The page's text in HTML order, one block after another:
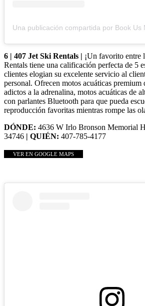
6 | 407 Jet Ski Rentals | ¡Un favorito entre
Rentals tiene una calificación perfecta de 5
clientes elogian su excelente servicio al
personal. Ofrecen motos acuáticas premium
adictos a la adrenalina, motos acuáticas de
con parlantes Bluetooth para que pueda
reproducción favoritas mientras rompe las
DÓNDE: 4636 W Irlo Bronson Memorial
34746 | QUIÉN: 407-785-4177
VER EN GOOGLE MAPS